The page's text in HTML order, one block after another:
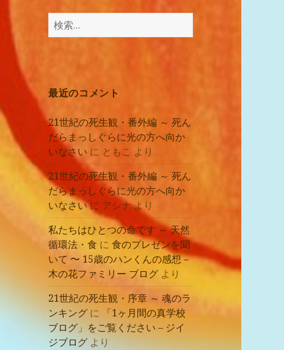
の
講
ポ
ー
ト
検
索:
最近のコメント
21世紀の死生観・番外編 ～ 死ん
だらまっしぐらに光の方へ向か
いなさい に ともこ より
21世紀の死生観・番外編 ～ 死ん
だらまっしぐらに光の方へ向か
いなさいに アシナより
私たちはひとつの命です ～ 天然
循環法・食 に食のプレゼンを聞
いて 〜 15歳のハンくんの感想 –
木の花ファミリー ブログ より
21世紀の死生観・序章 ～ 魂のラ
ンキング に
「1ヶ月間の真学校
ブログ」をご覧ください – ジイ
ジブログより